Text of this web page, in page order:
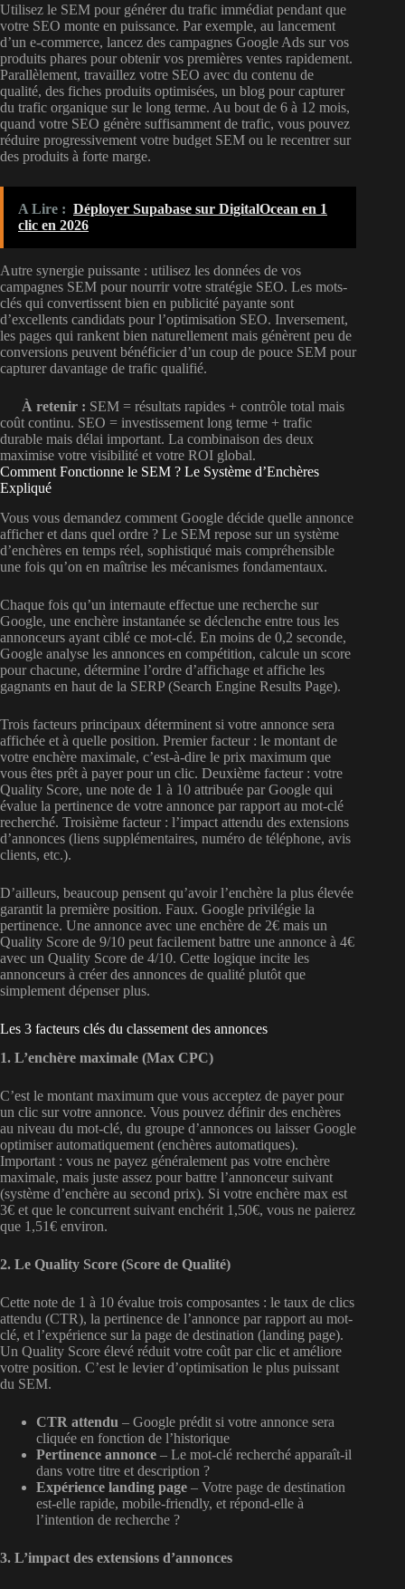
Utilisez le SEM pour générer du trafic immédiat pendant que
votre SEO monte en puissance. Par exemple, au lancement
d’un e-commerce, lancez des campagnes Google Ads sur vos
produits phares pour obtenir vos premières ventes rapidement.
Parallèlement, travaillez votre SEO avec du contenu de
qualité, des fiches produits optimisées, un blog pour capturer
du trafic organique sur le long terme. Au bout de 6 à 12 mois,
quand votre SEO génère suffisamment de trafic, vous pouvez
réduire progressivement votre budget SEM ou le recentrer sur
des produits à forte marge.
A Lire : Déployer Supabase sur DigitalOcean en 1
clic en 2026
Autre synergie puissante : utilisez les données de vos
campagnes SEM pour nourrir votre stratégie SEO. Les mots-
clés qui convertissent bien en publicité payante sont
d’excellents candidats pour l’optimisation SEO. Inversement,
les pages qui rankent bien naturellement mais génèrent peu de
conversions peuvent bénéficier d’un coup de pouce SEM pour
capturer davantage de trafic qualifié.
À retenir : SEM = résultats rapides + contrôle total mais
coût continu. SEO = investissement long terme + trafic
durable mais délai important. La combinaison des deux
maximise votre visibilité et votre ROI global.
Comment Fonctionne le SEM ? Le Système d’Enchères
Expliqué
Vous vous demandez comment Google décide quelle annonce
afficher et dans quel ordre ? Le SEM repose sur un système
d’enchères en temps réel, sophistiqué mais compréhensible
une fois qu’on en maîtrise les mécanismes fondamentaux.
Chaque fois qu’un internaute effectue une recherche sur
Google, une enchère instantanée se déclenche entre tous les
annonceurs ayant ciblé ce mot-clé. En moins de 0,2 seconde,
Google analyse les annonces en compétition, calcule un score
pour chacune, détermine l’ordre d’affichage et affiche les
gagnants en haut de la SERP (Search Engine Results Page).
Trois facteurs principaux déterminent si votre annonce sera
affichée et à quelle position. Premier facteur : le montant de
votre enchère maximale, c’est-à-dire le prix maximum que
vous êtes prêt à payer pour un clic. Deuxième facteur : votre
Quality Score, une note de 1 à 10 attribuée par Google qui
évalue la pertinence de votre annonce par rapport au mot-clé
recherché. Troisième facteur : l’impact attendu des extensions
d’annonces (liens supplémentaires, numéro de téléphone, avis
clients, etc.).
D’ailleurs, beaucoup pensent qu’avoir l’enchère la plus élevée
garantit la première position. Faux. Google privilégie la
pertinence. Une annonce avec une enchère de 2€ mais un
Quality Score de 9/10 peut facilement battre une annonce à 4€
avec un Quality Score de 4/10. Cette logique incite les
annonceurs à créer des annonces de qualité plutôt que
simplement dépenser plus.
Les 3 facteurs clés du classement des annonces
1. L’enchère maximale (Max CPC)
C’est le montant maximum que vous acceptez de payer pour
un clic sur votre annonce. Vous pouvez définir des enchères
au niveau du mot-clé, du groupe d’annonces ou laisser Google
optimiser automatiquement (enchères automatiques).
Important : vous ne payez généralement pas votre enchère
maximale, mais juste assez pour battre l’annonceur suivant
(système d’enchère au second prix). Si votre enchère max est
3€ et que le concurrent suivant enchérit 1,50€, vous ne paierez
que 1,51€ environ.
2. Le Quality Score (Score de Qualité)
Cette note de 1 à 10 évalue trois composantes : le taux de clics
attendu (CTR), la pertinence de l’annonce par rapport au mot-
clé, et l’expérience sur la page de destination (landing page).
Un Quality Score élevé réduit votre coût par clic et améliore
votre position. C’est le levier d’optimisation le plus puissant
du SEM.
CTR attendu – Google prédit si votre annonce sera
cliquée en fonction de l’historique
Pertinence annonce – Le mot-clé recherché apparaît-il
dans votre titre et description ?
Expérience landing page – Votre page de destination
est-elle rapide, mobile-friendly, et répond-elle à
l’intention de recherche ?
3. L’impact des extensions d’annonces